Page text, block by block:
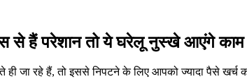
से हैं परेशान तो ये घरेलू नुस्खे आएंगे काम
जा रहे हैं, तो इससे निपटने के लिए आपको ज्यादा पैसे